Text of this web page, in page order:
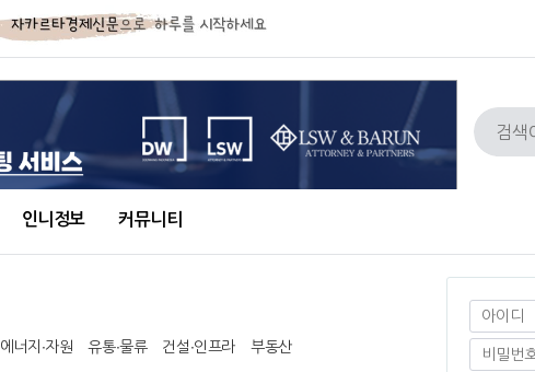
인니정보 커뮤니티
에너지∙자원 유통∙물류 건설∙인프라 부동산